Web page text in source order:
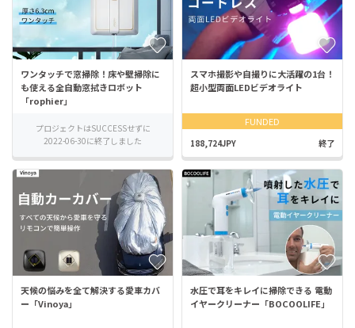
ワンタッチで窓掃除！床や壁掃除に
も使える全自動窓拭きロボット
「rophier」
プロジェクトはSUCCESSせずに
2022-06-30に終了しました
スマホ撮影や自撮りに大活躍の1台！
超小型両面LEDビデオライト
FUNDED
188,724JPY 終了
天候の悩みを全て解決する愛車カバ
ー「Vinoya」
水圧で耳をキレイに掃除できる 電動
イヤークリーナー「BOCOOLIFE」